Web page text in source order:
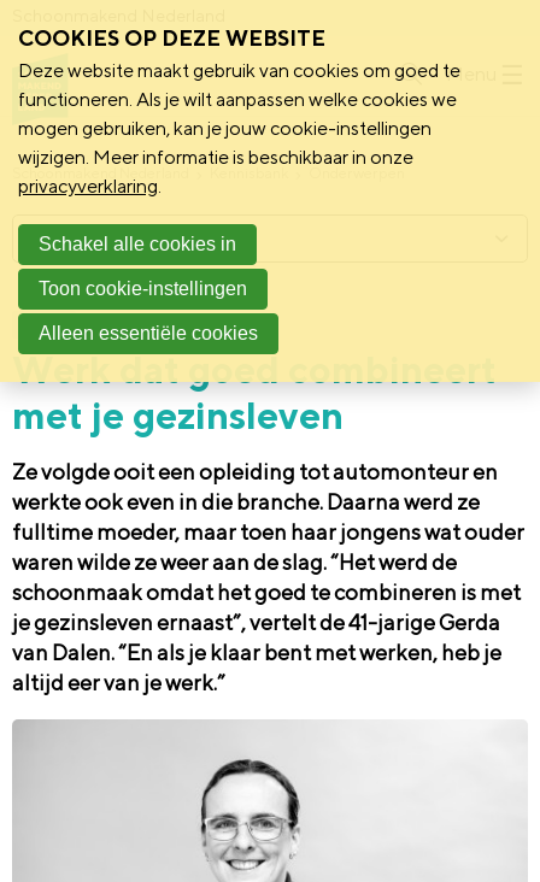
Menu
Schoonmakend Nederland
Praktijk 12 juni 2024
Werk dat goed combineert
met je gezinsleven
Ze volgde ooit een opleiding tot automonteur en
werkte ook even in die branche. Daarna werd ze
fulltime moeder, maar toen haar jongens wat ouder
waren wilde ze weer aan de slag. “Het werd de
schoonmaak omdat het goed te combineren is met
je gezinsleven ernaast”, vertelt de 41-jarige Gerda
van Dalen. “En als je klaar bent met werken, heb je
altijd eer van je werk.”
Menu
COOKIES OP DEZE WEBSITE
Deze website maakt gebruik van cookies om goed te
functioneren. Als je wilt aanpassen welke cookies we
mogen gebruiken, kan je jouw cookie-instellingen
wijzigen. Meer informatie is beschikbaar in onze
privacyverklaring.
Schakel alle cookies in
Toon cookie-instellingen
Alleen essentiële cookies